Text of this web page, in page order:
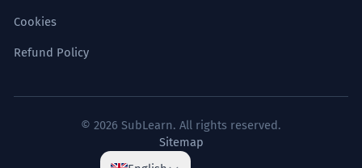
Cookies
Refund Policy
© 2026 SubLearn. All rights reserved.
Sitemap